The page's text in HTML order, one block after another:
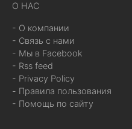
О НАС
- О компании
- Связь с нами
- Мы в Facebook
- Rss feed
- Privacy Policy
- Правила пользования
- Помощь по сайту